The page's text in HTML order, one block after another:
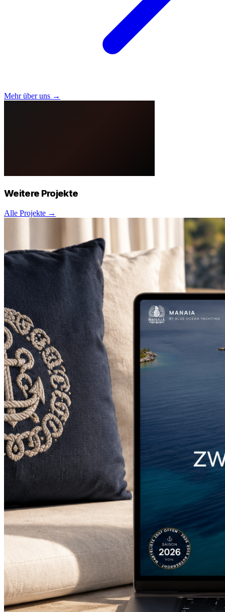
Mehr über uns →
Weitere Projekte
Alle Projekte →